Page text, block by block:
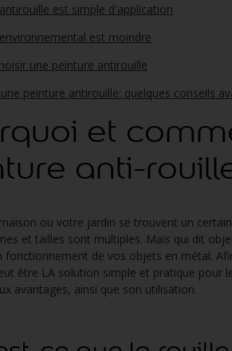
est simple d'application
est moindre
une peinture antirouille
peinture antirouille: quelques conseils
et
anti-
ou votre jardin se trouvent un
et tailles sont multiples. Mais qui dit
fonctionnement de vos objets en métal.
être LA solution simple et pratique pour
avantages, ainsi que son utilisation.